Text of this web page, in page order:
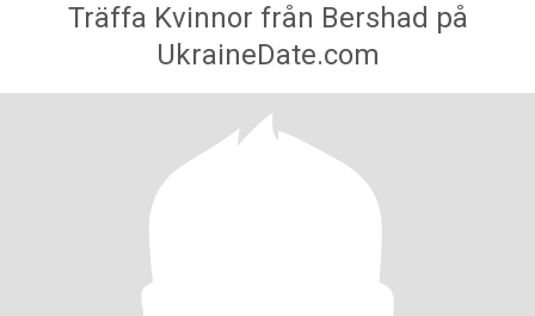
Träffa Kvinnor från Bershad på
UkraineDate.com